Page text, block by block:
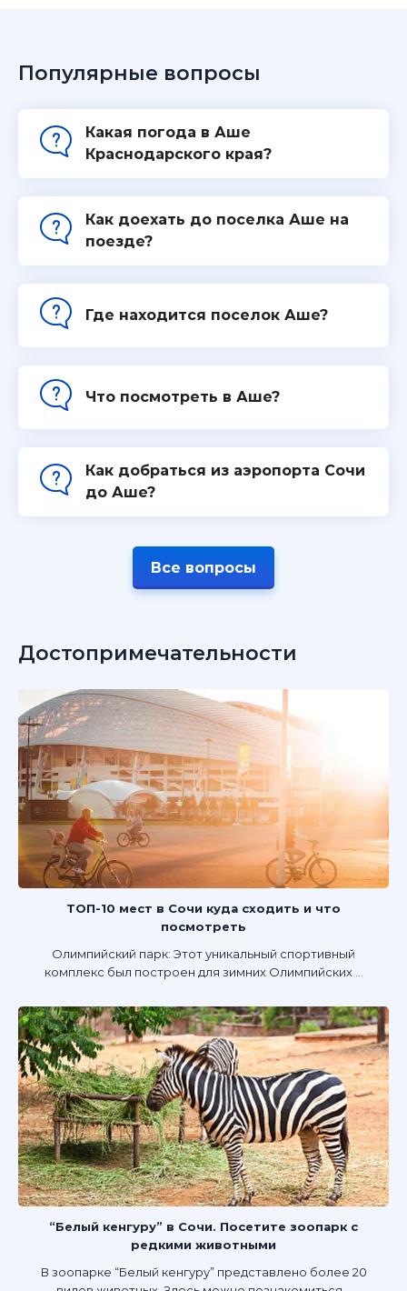
Популярные вопросы
Какая погода в Аше
Краснодарского края?
Как доехать до поселка Аше на
поезде?
Где находится поселок Аше?
Что посмотреть в Аше?
Как добраться из аэропорта Сочи
до Аше?
Все вопросы
Достопримечательности
ТОП-10 мест в Сочи куда сходить и что
посмотреть
Олимпийский парк: Этот уникальный спортивный
комплекс был построен для зимних Олимпийских ...
“Белый кенгуру” в Сочи. Посетите зоопарк с
редкими животными
В зоопарке “Белый кенгуру” представлено более 20